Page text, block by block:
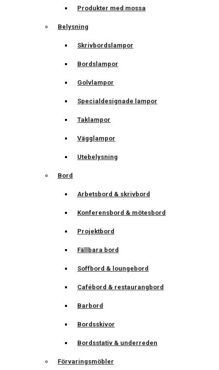
Produkter med mossa
Belysning
Skrivbordslampor
Bordslampor
Golvlampor
Specialdesignade lampor
Taklampor
Vägglampor
Utebelysning
Bord
Arbetsbord & skrivbord
Konferensbord & mötesbord
Projektbord
Fällbara bord
Soffbord & loungebord
Cafébord & restaurangbord
Barbord
Bordsskivor
Bordsstativ & underreden
Förvaringsmöbler